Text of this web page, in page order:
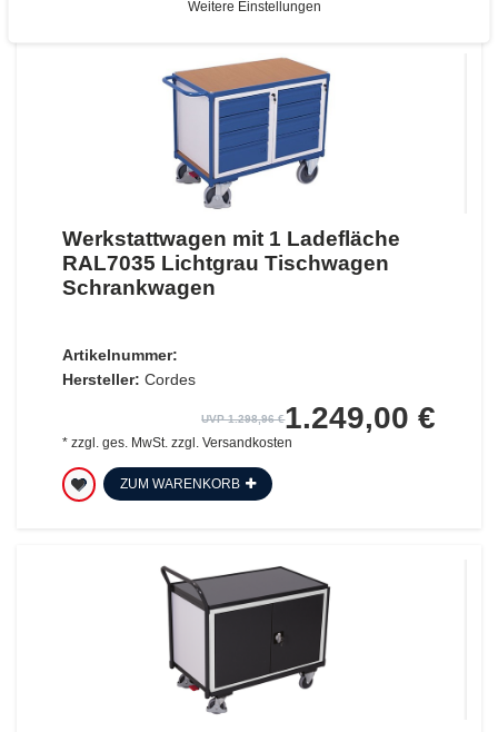
Werkstattwagen mit 1 Ladefläche
RAL7035 Lichtgrau Tischwagen
Schrankwagen
Artikelnummer:
Hersteller: Cordes
UVP 1.298,96 €1.249,00 €
* zzgl. ges. MwSt. zzgl. Versandkosten
ZUM WARENKORB
Weitere Einstellungen